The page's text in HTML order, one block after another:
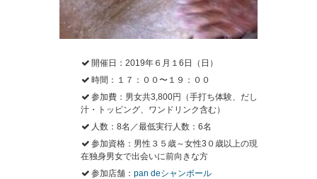
開催日：2019年６月１6日（日）
時間：１７：００〜１９：００
参加費：男女共3,800円（手打ち体験、だし
汁・トッピング、ワンドリンク含む）
人数：8名／最低実行人数：6名
参加資格：男性３５歳～女性3０歳以上の現
在独身男女で出会いに前向きな方
参加店舗： pan deシャンボール